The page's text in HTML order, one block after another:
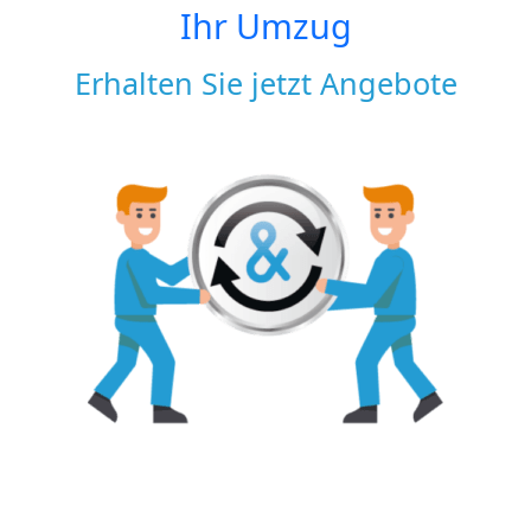
Ihr Umzug
Erhalten Sie jetzt Angebote